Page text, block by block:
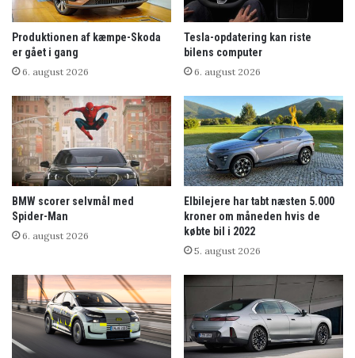
Produktionen af kæmpe-Skoda
er gået i gang
6. august 2026
Tesla-opdatering kan riste
bilens computer
6. august 2026
BMW scorer selvmål med
Spider-Man
6. august 2026
Elbilejere har tabt næsten 5.000
kroner om måneden hvis de
købte bil i 2022
5. august 2026